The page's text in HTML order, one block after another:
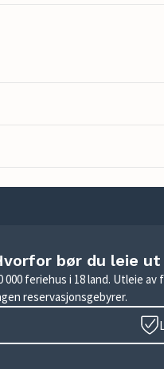
bør du leie
000 feriehus i 18 land. Utleie
reservasjonsgebyrer.